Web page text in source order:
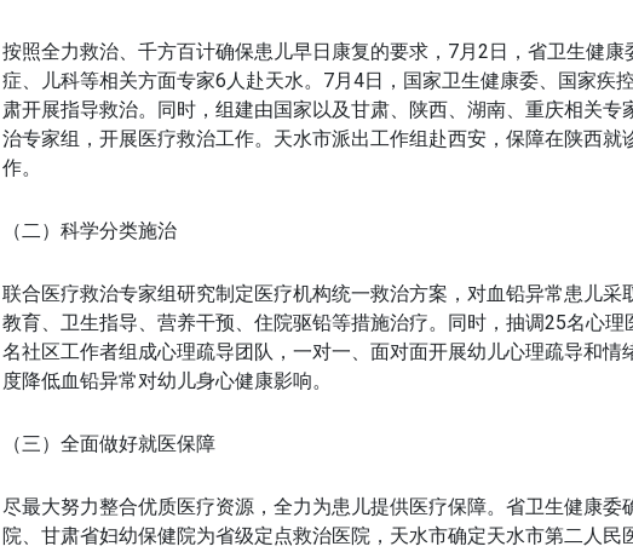
按照全力救治、千方百计确保患儿早日康复的要求，7月2日，省卫生健康
症、儿科等相关方面专家6人赴天水。7月4日，国家卫生健康委、国家疾
肃开展指导救治。同时，组建由国家以及甘肃、陕西、湖南、重庆相关专
治专家组，开展医疗救治工作。天水市派出工作组赴西安，保障在陕西就
作。
（二）科学分类施治
联合医疗救治专家组研究制定医疗机构统一救治方案，对血铅异常患儿采
教育、卫生指导、营养干预、住院驱铅等措施治疗。同时，抽调25名心理
名社区工作者组成心理疏导团队，一对一、面对面开展幼儿心理疏导和情
度降低血铅异常对幼儿身心健康影响。
（三）全面做好就医保障
尽最大努力整合优质医疗资源，全力为患儿提供医疗保障。省卫生健康委
院、甘肃省妇幼保健院为省级定点救治医院，天水市确定天水市第二人民